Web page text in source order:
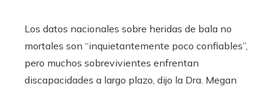
Los datos nacionales sobre heridas de bala no
mortales son “inquietantemente poco confiables”,
pero muchos sobrevivientes enfrentan
discapacidades a largo plazo, dijo la Dra. Megan